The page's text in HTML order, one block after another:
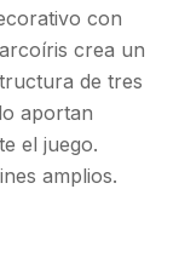
con
crea un
de tres
aportan
el juego.
amplios.